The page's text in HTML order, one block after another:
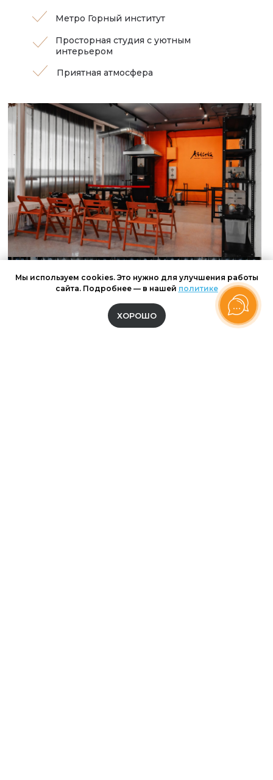
Приятная атмосфера
Просторная студия с уютным
интерьером
Метро Горный институт
Мы используем cookies. Это нужно для улучшения работы
сайта. Подробнее — в нашей политике
ХОРОШО